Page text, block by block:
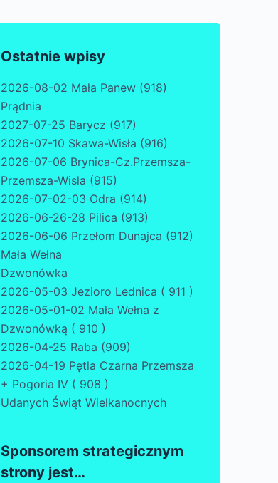
Ostatnie wpisy
2026-08-02 Mała Panew (918)
Prądnia
2027-07-25 Barycz (917)
2026-07-10 Skawa-Wisła (916)
2026-07-06 Brynica-Cz.Przemsza-
Przemsza-Wisła (915)
2026-07-02-03 Odra (914)
2026-06-26-28 Pilica (913)
2026-06-06 Przełom Dunajca (912)
Mała Wełna
Dzwonówka
2026-05-03 Jezioro Lednica ( 911 )
2026-05-01-02 Mała Wełna z
Dzwonówką ( 910 )
2026-04-25 Raba (909)
2026-04-19 Pętla Czarna Przemsza
+ Pogoria IV ( 908 )
Udanych Świąt Wielkanocnych
Sponsorem strategicznym
strony jest…